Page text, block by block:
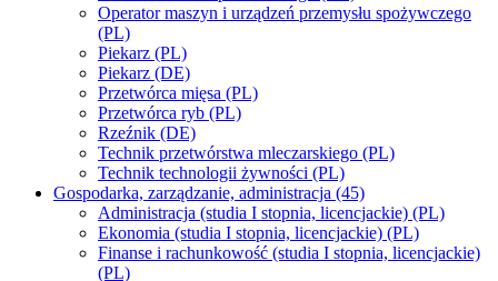
Operator maszyn i urządzeń przemysłu spożywczego
(PL)
Piekarz (PL)
Piekarz (DE)
Przetwórca mięsa (PL)
Przetwórca ryb (PL)
Rzeźnik (DE)
Technik przetwórstwa mleczarskiego (PL)
Technik technologii żywności (PL)
Gospodarka, zarządzanie, administracja (45)
Administracja (studia I stopnia, licencjackie) (PL)
Ekonomia (studia I stopnia, licencjackie) (PL)
Finanse i rachunkowość (studia I stopnia, licencjackie)
(PL)